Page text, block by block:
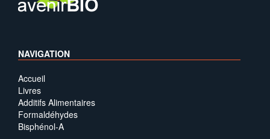
NAVIGATION
Accueil
Livres
Additifs Alimentaires
Formaldéhydes
Bisphénol-A